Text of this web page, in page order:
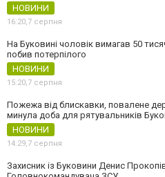
НОВИНИ
16:20,7 серпня
На Буковині чоловік вимагав 50
побив потерпілого
НОВИНИ
15:20,7 серпня
Пожежа від блискавки, повалене
минула доба для рятувальників
НОВИНИ
14:29,7 серпня
Захисник із Буковини Денис